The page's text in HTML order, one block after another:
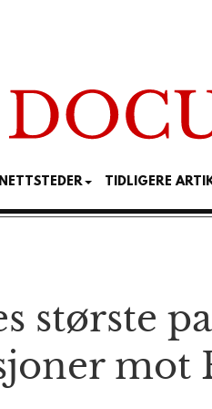
NETTSTEDER TIDLIGERE
største
mot